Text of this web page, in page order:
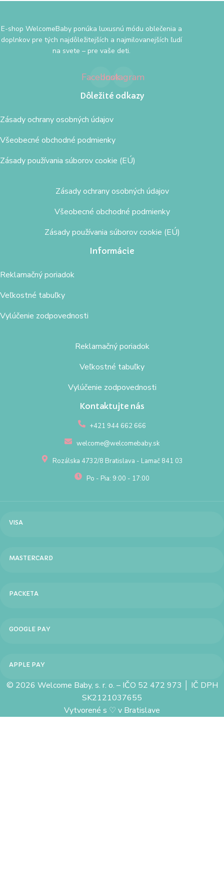
E-shop WelcomeBaby ponúka luxusnú módu oblečenia a
doplnkov pre tých najdôležitejších a najmilovanejších ľudí
na svete – pre vaše deti.
FacebookInstagram
Dôležité odkazy
Zásady ochrany osobných údajov
Všeobecné obchodné podmienky
Zásady používania súborov cookie (EÚ)
Zásady ochrany osobných údajov
Všeobecné obchodné podmienky
Zásady používania súborov cookie (EÚ)
Informácie
Reklamačný poriadok
Veľkostné tabuľky
Vylúčenie zodpovednosti
Reklamačný poriadok
Veľkostné tabuľky
Vylúčenie zodpovednosti
Kontaktujte nás
+421 944 662 666
welcome@welcomebaby.sk
Rozálska 4732/8 Bratislava - Lamač 841 03
Po - Pia: 9:00 - 17:00
VISA
MASTERCARD
PACKETA
GOOGLE PAY
APPLE PAY
© 2026 Welcome Baby, s. r. o. – IČO 52 472 973 │ IČ DPH
SK2121037655
Vytvorené s ♡ v Bratislave